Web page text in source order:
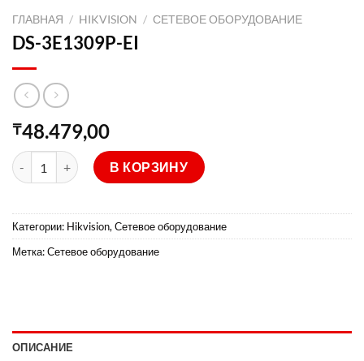
ГЛАВНАЯ / HIKVISION / СЕТЕВОЕ ОБОРУДОВАНИЕ
DS-3E1309P-EI
₸48.479,00
Количество товара DS-3E1309P-EI
В КОРЗИНУ
Категории: Hikvision, Сетевое оборудование
Метка:Сетевое оборудование
ОПИСАНИЕ